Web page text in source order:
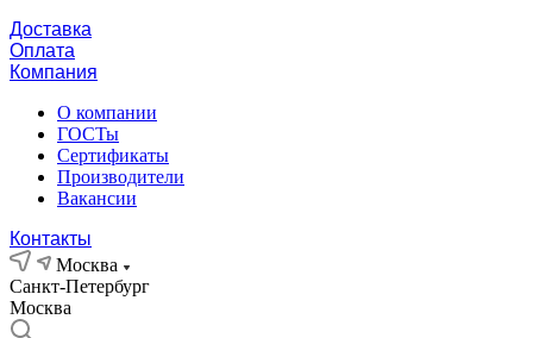
Доставка
Оплата
Компания
О компании
ГОСТы
Сертификаты
Производители
Вакансии
Контакты
Москва
Санкт-Петербург
Москва